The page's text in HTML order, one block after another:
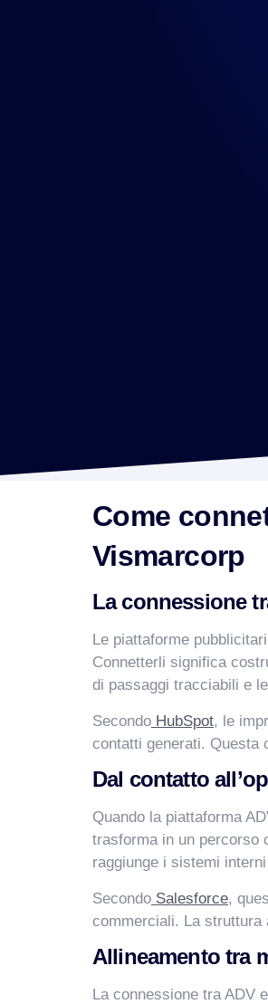
Come
Vismarcorp
La connessione
Le piattaforme
Connetterli significa
di passaggi tracciabili e
Secondo HubSpot, le
contatti generati. Questa
Dal contatto
Quando la piattaforma
trasforma in un percorso
raggiunge i sistemi
Secondo Salesforce,
commerciali. La struttura
Allineamento tra
La connessione tra ADV